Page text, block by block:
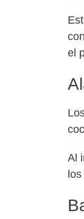
el
Al